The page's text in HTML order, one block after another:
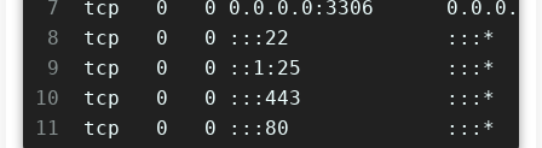
7
8
9
10
11
tcp   0   0 0.0.0.0:3306
tcp   0   0 :::22             :::*
tcp   0   0 ::1:25            :::*
tcp   0   0 :::443            :::*
tcp   0   0 :::80             :::*